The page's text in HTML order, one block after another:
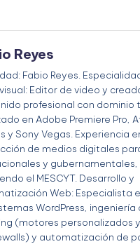
Reyes
Fabio Reyes.
Editor de video y
profesional con dominio
en Adobe Premiere Pro,
y Sony Vegas. Experiencia
de medios digitales
y gubernamentales,
el MESCYT. Desarrollo y
Web: Especialista
WordPress, ingeniería
(motores personalizados
y automatización de